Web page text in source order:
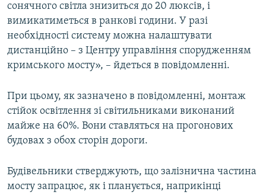
сонячного світла знизиться до 20 люксів, і
вимикатиметься в ранкові години. У разі
необхідності систему можна налаштувати
дистанційно – з Центру управління спорудженням
кримського мосту», – йдеться в повідомленні.
При цьому, як зазначено в повідомленні, монтаж
стійок освітлення зі світильниками виконаний
майже на 60%. Вони ставляться на прогонових
будовах з обох сторін дороги.
Будівельники стверджують, що залізнична частина
мосту запрацює, як і планується, наприкінці